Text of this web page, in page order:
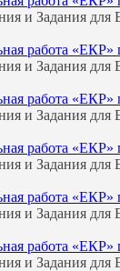
и Задания для
работа «ЕКР»
и Задания для
работа «ЕКР»
и Задания для
работа «ЕКР»
и Задания для
работа «ЕКР»
и Задания для
работа «ЕКР»
и Задания для